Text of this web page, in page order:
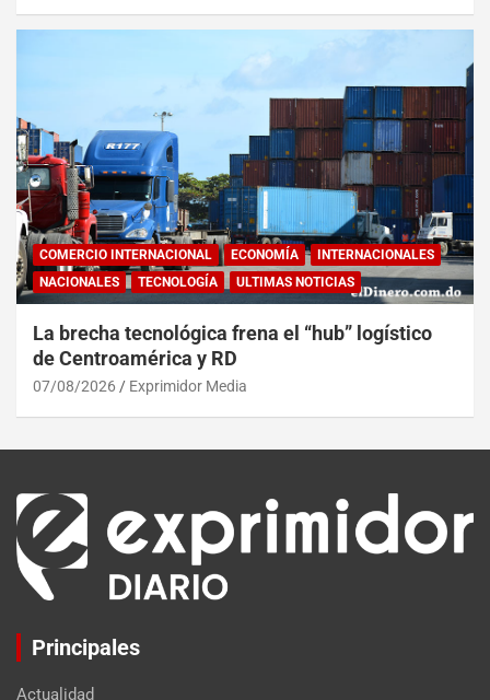
COMERCIO INTERNACIONAL ECONOMÍA
INTERNACIONALES
NACIONALES
TECNOLOGÍA ULTIMAS NOTICIAS
La brecha tecnológica frena el “hub” logístico
de Centroamérica y RD
07/08/2026 Exprimidor Media
Principales
Actualidad